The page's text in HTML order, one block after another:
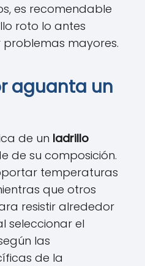
es recomendable
roto lo antes
mayores.
aguanta un
de un ladrillo
de su composición.
temperaturas
que otros
resistir alrededor
seleccionar el
las
de la